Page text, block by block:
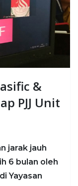
&
PJJ Unit
jarak jauh
6 bulan oleh
Yayasan